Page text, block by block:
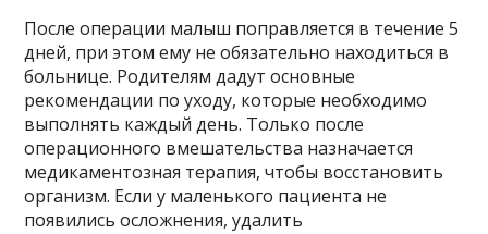
После операции малыш поправляется в течение 5
дней, при этом ему не обязательно находиться в
больнице. Родителям дадут основные
рекомендации по уходу, которые необходимо
выполнять каждый день. Только после
операционного вмешательства назначается
медикаментозная терапия, чтобы восстановить
организм. Если у маленького пациента не
появились осложнения, удалить